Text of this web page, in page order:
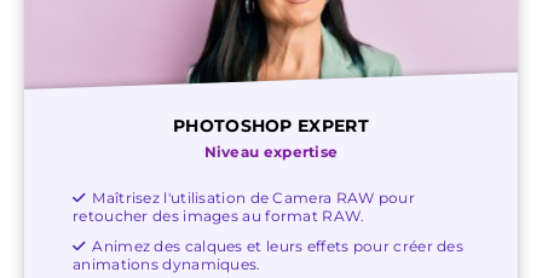
PHOTOSHOP EXPERT
Niveau expertise
Maîtrisez l'utilisation de Camera RAW pour
retoucher des images au format RAW.
Animez des calques et leurs effets pour créer des
animations dynamiques.